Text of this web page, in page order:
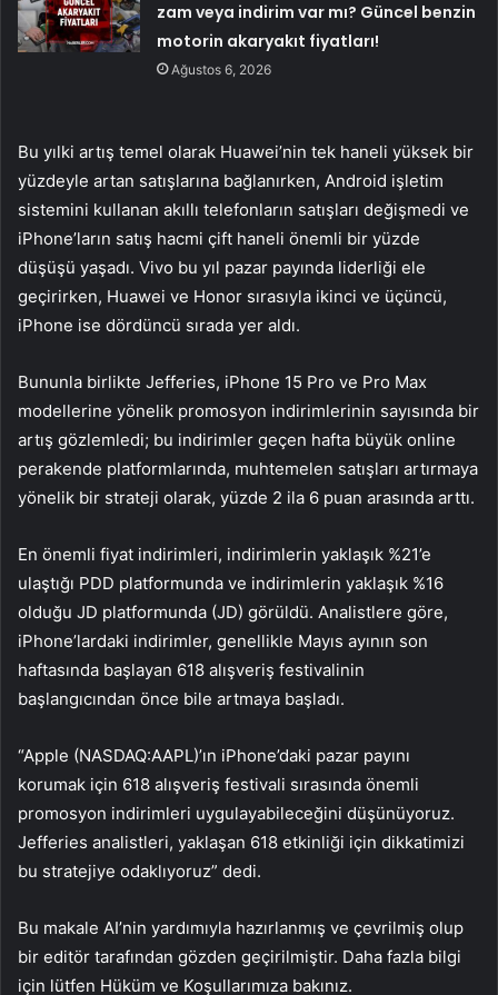
zam veya indirim var mı? Güncel benzin
motorin akaryakıt fiyatları!
Ağustos 6, 2026
Bu yılki artış temel olarak Huawei’nin tek haneli yüksek bir
yüzdeyle artan satışlarına bağlanırken, Android işletim
sistemini kullanan akıllı telefonların satışları değişmedi ve
iPhone’ların satış hacmi çift haneli önemli bir yüzde
düşüşü yaşadı. Vivo bu yıl pazar payında liderliği ele
geçirirken, Huawei ve Honor sırasıyla ikinci ve üçüncü,
iPhone ise dördüncü sırada yer aldı.
Bununla birlikte Jefferies, iPhone 15 Pro ve Pro Max
modellerine yönelik promosyon indirimlerinin sayısında bir
artış gözlemledi; bu indirimler geçen hafta büyük online
perakende platformlarında, muhtemelen satışları artırmaya
yönelik bir strateji olarak, yüzde 2 ila 6 puan arasında arttı.
En önemli fiyat indirimleri, indirimlerin yaklaşık %21’e
ulaştığı PDD platformunda ve indirimlerin yaklaşık %16
olduğu JD platformunda (JD) görüldü. Analistlere göre,
iPhone’lardaki indirimler, genellikle Mayıs ayının son
haftasında başlayan 618 alışveriş festivalinin
başlangıcından önce bile artmaya başladı.
“Apple (NASDAQ:AAPL)’ın iPhone’daki pazar payını
korumak için 618 alışveriş festivali sırasında önemli
promosyon indirimleri uygulayabileceğini düşünüyoruz.
Jefferies analistleri, yaklaşan 618 etkinliği için dikkatimizi
bu stratejiye odaklıyoruz” dedi.
Bu makale AI’nin yardımıyla hazırlanmış ve çevrilmiş olup
bir editör tarafından gözden geçirilmiştir. Daha fazla bilgi
için lütfen Hüküm ve Koşullarımıza bakınız.